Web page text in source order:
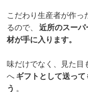
こだわり生産者が作っ
るので、
近所のスーパ
材が手に入ります。
味だけでなく、見た目
へ ギフトとして送っ
う 。